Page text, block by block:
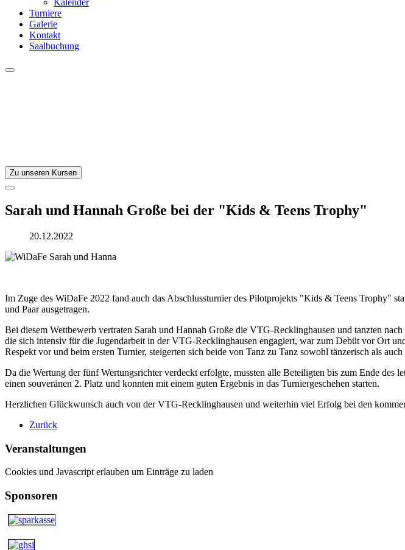
Kalender
Turniere
Galerie
Kontakt
Saalbuchung
Zu unseren Kursen
Sarah und Hannah Große bei der "Kids & Teens Trophy"
20.12.2022
Im Zuge des WiDaFe 2022 fand auch das Abschlussturnier des Pilotprojekts "Kids & Teens Trophy"
und Paar ausgetragen.
Bei diesem Wettbewerb vertraten Sarah und Hannah Große die VTG-Recklinghausen und tanzten
die sich intensiv für die Jugendarbeit in der VTG-Recklinghausen engagiert, war zum Debüt vor Ort
Respekt vor und beim ersten Turnier, steigerten sich beide von Tanz zu Tanz sowohl tänzerisch als
Da die Wertung der fünf Wertungsrichter verdeckt erfolgte, mussten alle Beteiligten bis zum Ende des
einen souveränen 2. Platz und konnten mit einem guten Ergebnis in das Turniergeschehen starten.
Herzlichen Glückwunsch auch von der VTG-Recklinghausen und weiterhin viel Erfolg bei den
Zurück
Veranstaltungen
Cookies und Javascript erlauben um Einträge zu laden
Sponsoren